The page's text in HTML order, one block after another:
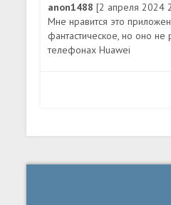
anon1488[2 апреля 2024
Мне нравится это
фантастическое, но оно не
телефонах Huawei